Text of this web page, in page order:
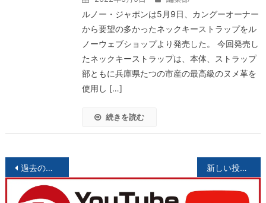
ルノー・ジャポンは5月9日、カングーオーナー
から要望の多かったネックキーストラップをル
ノーウェブショップより発売した。 今回発売し
たネックキーストラップは、本体、ストラップ
部ともに兵庫県たつの市産の最高級のヌメ革を
使用し […]
続きを読む
投
稿
過去の投稿 新しい投稿